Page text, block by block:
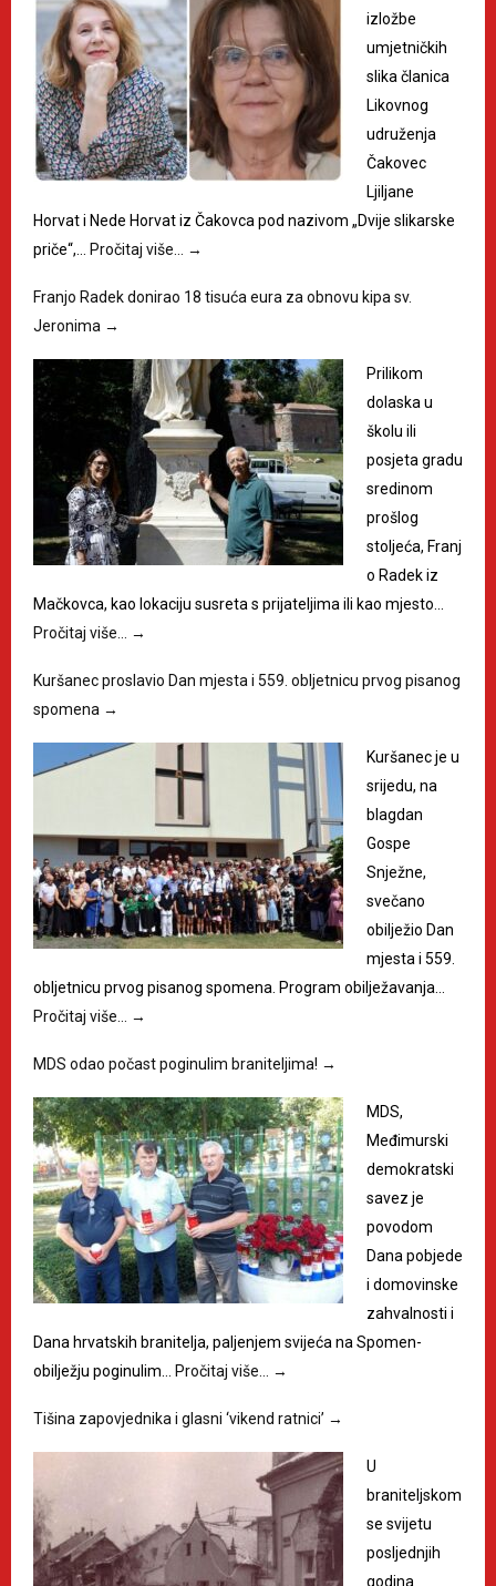
izložbe
umjetničkih
slika članica
Likovnog
udruženja
Čakovec
Ljiljane
Horvat i Nede Horvat iz Čakovca pod nazivom „Dvije slikarske
priče“,…
Pročitaj više… →
Franjo Radek donirao 18 tisuća eura za obnovu kipa sv.
Jeronima →
Prilikom
dolaska u
školu ili
posjeta gradu
sredinom
prošlog
stoljeća, Franj
o Radek iz
Mačkovca, kao lokaciju susreta s prijateljima ili kao mjesto…
Pročitaj više…
→
Kuršanec proslavio Dan mjesta i 559. obljetnicu prvog pisanog
spomena →
Kuršanec je u
srijedu, na
blagdan
Gospe
Snježne,
svečano
obilježio Dan
mjesta i 559.
obljetnicu prvog pisanog spomena. Program obilježavanja…
Pročitaj više…
→
MDS odao počast poginulim braniteljima! →
MDS,
Međimurski
demokratski
savez je
povodom
Dana pobjede
i domovinske
zahvalnosti i
Dana hrvatskih branitelja, paljenjem svijeća na Spomen-
obilježju poginulim…
Pročitaj više… →
Tišina zapovjednika i glasni ‘vikend ratnici’ →
U
braniteljskom
se svijetu
posljednjih
godina